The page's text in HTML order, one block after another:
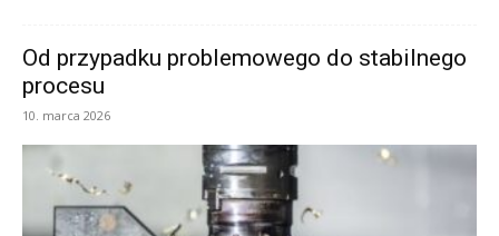
Od przypadku problemowego do stabilnego
procesu
10. marca 2026